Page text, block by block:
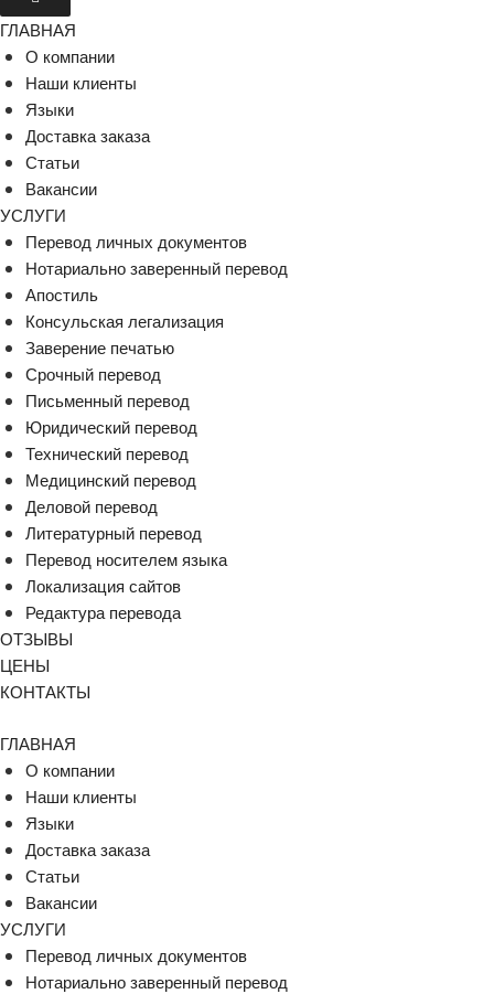
ГЛАВНАЯ
О компании
Наши клиенты
Языки
Доставка заказа
Статьи
Вакансии
УСЛУГИ
Перевод личных документов
Нотариально заверенный перевод
Апостиль
Консульская легализация
Заверение печатью
Срочный перевод
Письменный перевод
Юридический перевод
Технический перевод
Медицинский перевод
Деловой перевод
Литературный перевод
Перевод носителем языка
Локализация сайтов
Редактура перевода
ОТЗЫВЫ
ЦЕНЫ
КОНТАКТЫ
ГЛАВНАЯ
О компании
Наши клиенты
Языки
Доставка заказа
Статьи
Вакансии
УСЛУГИ
Перевод личных документов
Нотариально заверенный перевод